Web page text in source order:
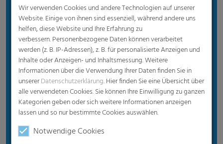
Maximale Stabilität und Elastizität
Geringerer Energie- und Ressourcenverbrauch
Optisch brillante Paletten, keine Falten, keine
Löcher
Coextrudierte Trennschichtfolien für die
Getränkeindustrie
Sicherer Halt für Getränkeflaschen, ohne Haftung
am Produkt oder Beschädigung bedruckter
Bereiche
Wir verwenden Cookies und andere Technologien auf unserer
Website. Einige von ihnen sind essenziell, während andere uns
helfen, diese Website und Ihre Erfahrung zu
verbessern. Personenbezogene Daten können verarbeitet
werden (z. B. IP-Adressen), z. B. für personalisierte Anzeigen und
Inhalte oder Anzeigen- und Inhaltsmessung. Weitere
Informationen über die Verwendung Ihrer Daten finden Sie in
unsererDatenschutzerklärung. Hier finden Sie eine Übersicht über
alle verwendeten Cookies. Sie können Ihre Einwilligung zu ganzen
Kategorien geben oder sich weitere Informationen anzeigen
lassen und so nur bestimmte Cookies auswählen.
Notwendige Cookies